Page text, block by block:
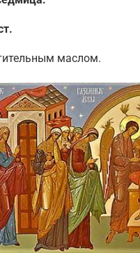
маслом.